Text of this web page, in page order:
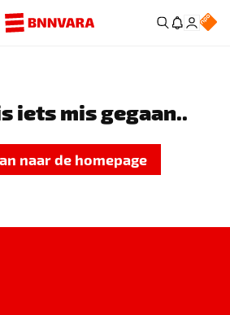
iets mis gegaan..
naar de homepage